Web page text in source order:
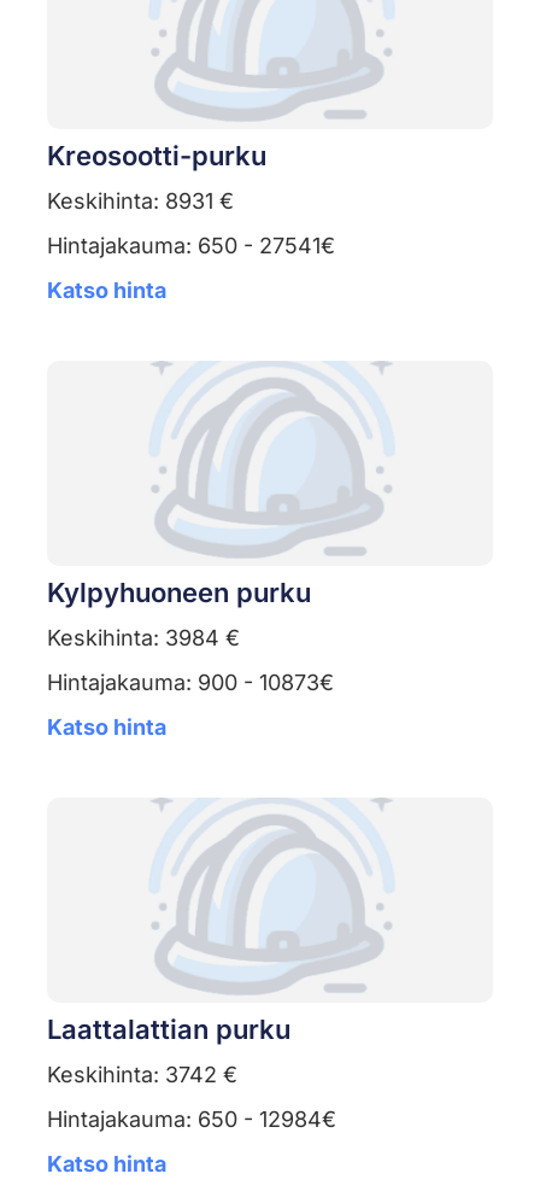
Kreosootti-purku
Keskihinta: 8931 €
Hintajakauma: 650 - 27541€
Katso hinta
Kylpyhuoneen purku
Keskihinta: 3984 €
Hintajakauma: 900 - 10873€
Katso hinta
Laattalattian purku
Keskihinta: 3742 €
Hintajakauma: 650 - 12984€
Katso hinta